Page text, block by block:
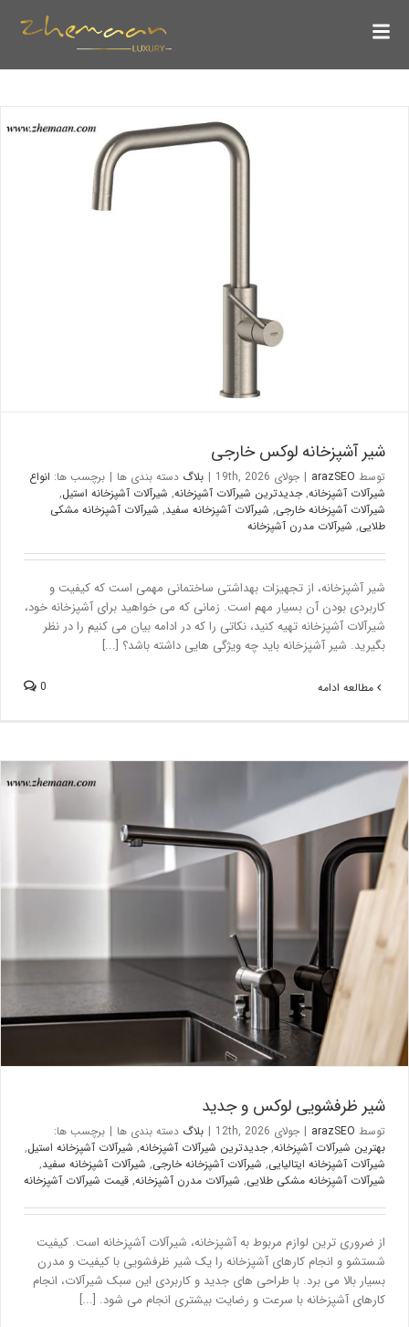
شیر آشپزخانه لوکس خارجی
توسطarazSEO
| جولای 19th, 2026 | بلاگدسته بندی ها برچسب ها: انواع
شیرآلات آشپزخانه,جدیدترین شیرآلات آشپزخانه,شیرآلات آشپزخانه استیل,
شیرآلات آشپزخانه خارجی,شیرآلات آشپزخانه سفید,شیرآلات آشپزخانه مشکی
طلایی,شیرآلات مدرن آشپزخانه
شیر آشپزخانه، از تجهیزات بهداشتی ساختمانی مهمی است که کیفیت و
کاربردی بودن آن بسیار مهم است. زمانی که می خواهید برای آشپزخانه خود،
شیرآلات آشپزخانه تهیه کنید، نکاتی را که در ادامه بیان می کنیم را در نظر
بگیرید. شیر آشپزخانه باید چه ویژگی هایی داشته باشد؟ [...]
مطالعه ادامه
شیر ظرفشویی لوکس و جدید
شیر ظرفشویی لوکس و جدید
توسطarazSEO
| جولای 12th, 2026 | بلاگدسته بندی ها
برچسب ها:
بهترین شیرآلات آشپزخانه,جدیدترین شیرآلات آشپزخانه,شیرآلات آشپزخانه استیل,
شیرآلات آشپزخانه ایتالیایی,شیرآلات آشپزخانه خارجی,شیرآلات آشپزخانه سفید,
شیرآلات آشپزخانه مشکی طلایی,شیرآلات مدرن آشپزخانه,قیمت شیرآلات آشپزخانه
از ضروری ترین لوازم مربوط به آشپزخانه، شیرآلات آشپزخانه است. کیفیت
شستشو و انجام کارهای آشپزخانه را یک شیر ظرفشویی با کیفیت و مدرن
بسیار بالا می برد. با طراحی های جدید و کاربردی این سبک شیرآلات، انجام
کارهای آشپزخانه با سرعت و رضایت بیشتری انجام می شود. [...]